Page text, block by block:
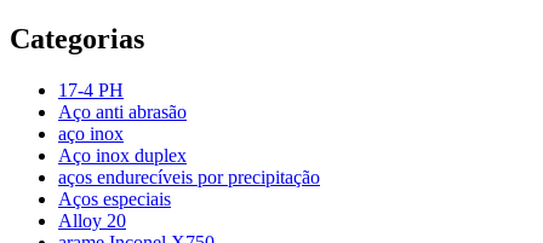
Categorias
17-4 PH
Aço anti abrasão
aço inox
Aço inox duplex
aços endurecíveis por precipitação
Aços especiais
Alloy 20